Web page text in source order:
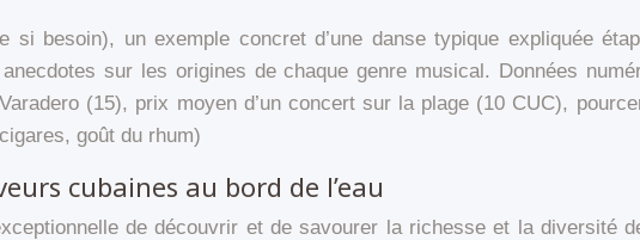
besoin), un exemple concret d’une danse typique expliquée
sur les origines de chaque genre musical. Données
(15), prix moyen d’un concert sur la plage (10 CUC),
goût du rhum)
cubaines au bord de l’eau
de découvrir et de savourer la richesse et la diversité